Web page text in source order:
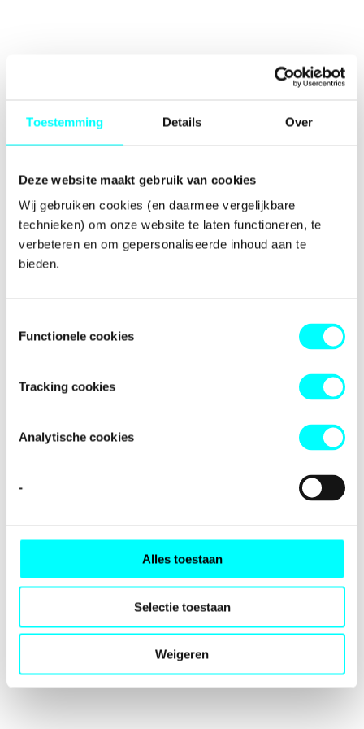
Toestemming Details Over
Deze website maakt gebruik van cookies
Wij gebruiken cookies (en daarmee vergelijkbare
technieken) om onze website te laten functioneren, te
verbeteren en om gepersonaliseerde inhoud aan te
bieden.
Functionele cookies
Tracking cookies
Analytische cookies
-
Alles toestaan
Selectie toestaan
Weigeren
-side exception has occurred while
browser consolefor